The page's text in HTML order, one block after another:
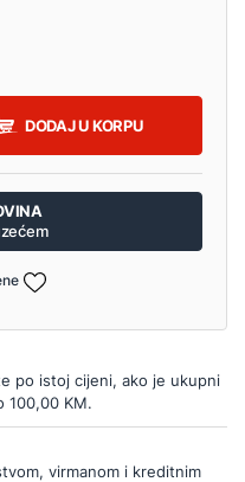
DODAJ U KORPU
po istoj cijeni, ako je ukupni
100,00 KM.
virmanom i kreditnim